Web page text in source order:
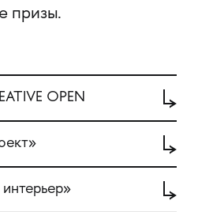
призы.
OPEN